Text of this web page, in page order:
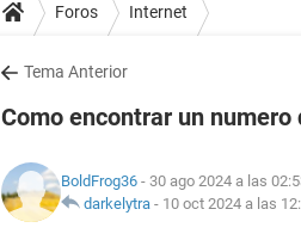
Foros Internet
Tema Anterior
Como encontrar un numero
BoldFrog36 - 30 ago 2024 a las
darkelytra - 10 oct 2024 a las